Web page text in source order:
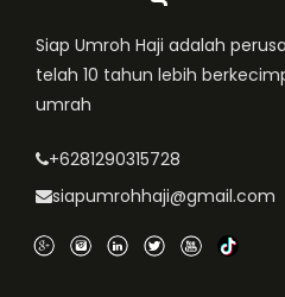
Siap Umroh Haji adalah
telah 10 tahun lebih
umrah
+6281290315728
siapumrohhaji@gmail.com